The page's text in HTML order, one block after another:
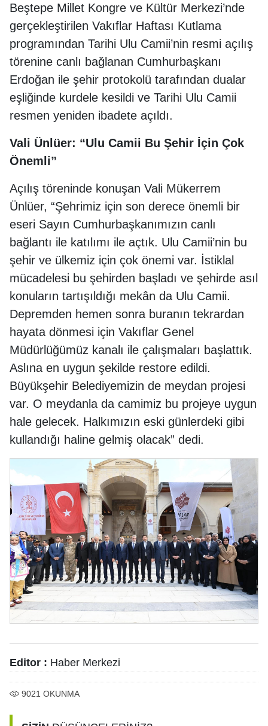
Beştepe Millet Kongre ve Kültür Merkezi’nde
gerçekleştirilen Vakıflar Haftası Kutlama
programından Tarihi Ulu Camii’nin resmi açılış
törenine canlı bağlanan Cumhurbaşkanı
Erdoğan ile şehir protokolü tarafından dualar
eşliğinde kurdele kesildi ve Tarihi Ulu Camii
resmen yeniden ibadete açıldı.
Vali Ünlüer: “Ulu Camii Bu Şehir İçin Çok
Önemli”
Açılış töreninde konuşan Vali Mükerrem
Ünlüer, “Şehrimiz için son derece önemli bir
eseri Sayın Cumhurbaşkanımızın canlı
bağlantı ile katılımı ile açtık. Ulu Camii’nin bu
şehir ve ülkemiz için çok önemi var. İstiklal
mücadelesi bu şehirden başladı ve şehirde asıl
konuların tartışıldığı mekân da Ulu Camii.
Depremden hemen sonra buranın tekrardan
hayata dönmesi için Vakıflar Genel
Müdürlüğümüz kanalı ile çalışmaları başlattık.
Aslına en uygun şekilde restore edildi.
Büyükşehir Belediyemizin de meydan projesi
var. O meydanla da camimiz bu projeye uygun
hale gelecek. Halkımızın eski günlerdeki gibi
kullandığı haline gelmiş olacak” dedi.
Editor : Haber Merkezi
9021 OKUNMA